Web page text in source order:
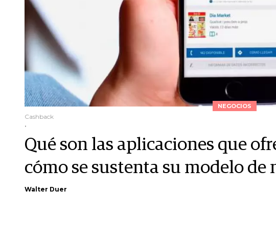
NEGOCIOS
Cashback
.
Qué son las aplicaciones que
cómo se sustenta su modelo de
Walter Duer